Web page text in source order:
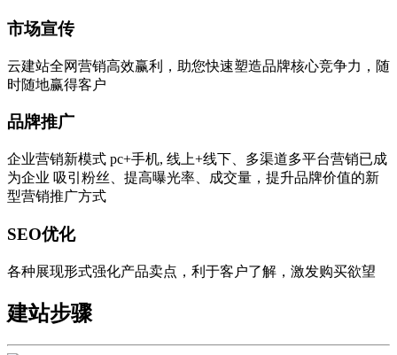
市场宣传
云建站全网营销高效赢利，助您快速塑造品牌核心竞争力，随
时随地赢得客户
品牌推广
企业营销新模式 pc+手机, 线上+线下、多渠道多平台营销已成
为企业 吸引粉丝、提高曝光率、成交量，提升品牌价值的新
型营销推广方式
SEO优化
各种展现形式强化产品卖点，利于客户了解，激发购买欲望
建站步骤